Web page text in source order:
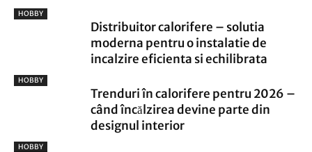
HOBBY
Distribuitor calorifere – solutia
moderna pentru o instalatie de
incalzire eficienta si echilibrata
HOBBY
Trenduri în calorifere pentru 2026 –
când încălzirea devine parte din
designul interior
HOBBY